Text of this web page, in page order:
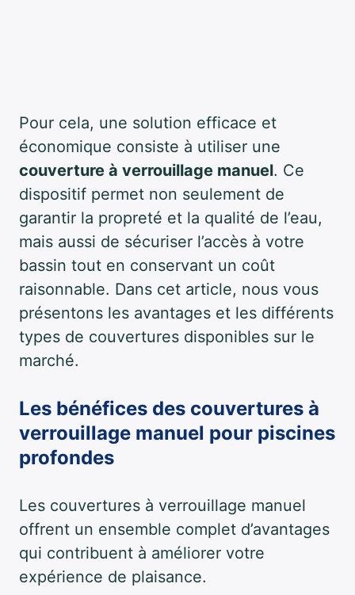
Pour cela, une solution efficace et
économique consiste à utiliser une
couverture à verrouillage manuel. Ce
dispositif permet non seulement de
garantir la propreté et la qualité de l’eau,
mais aussi de sécuriser l’accès à votre
bassin tout en conservant un coût
raisonnable. Dans cet article, nous vous
présentons les avantages et les différents
types de couvertures disponibles sur le
marché.
Les bénéfices des couvertures à
verrouillage manuel pour piscines
profondes
Les couvertures à verrouillage manuel
offrent un ensemble complet d’avantages
qui contribuent à améliorer votre
expérience de plaisance.